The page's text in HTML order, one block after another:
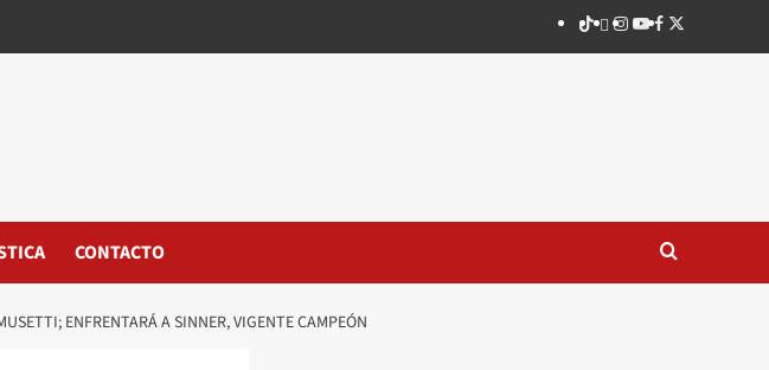
TikTok
threads
Instagram
Youtube
Facebook
X
CONTACTO
ENFRENTARÁ A SINNER, VIGENTE CAMPEÓN